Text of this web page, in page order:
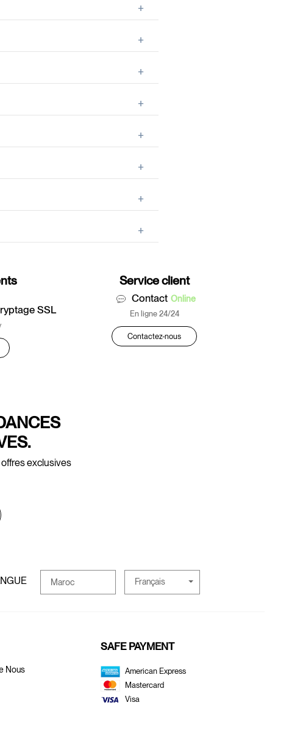
SSL
Service client
Contact Online
En ligne 24/24
Contactez-nous
exclusives
Maroc Français
Nous
SAFE PAYMENT
American Express
Mastercard
Visa